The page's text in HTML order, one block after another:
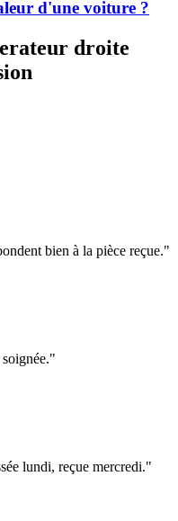
d'une voiture ?
droite
bien à la pièce reçue."
lundi, reçue mercredi."